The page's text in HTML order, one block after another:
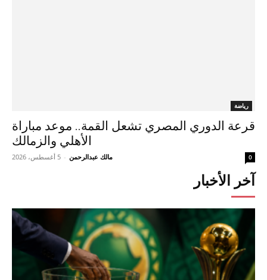
رياضة
قرعة الدوري المصري تشعل القمة.. موعد مباراة
الأهلي والزمالك
مالك عبدالرحمن - 5 أغسطس، 2026 0
آخر الأخبار